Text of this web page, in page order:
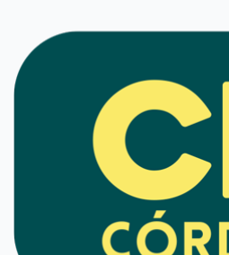
contenido